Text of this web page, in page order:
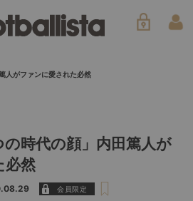
人がファンに愛された必然
の時代の顔」内田篤人が
必然